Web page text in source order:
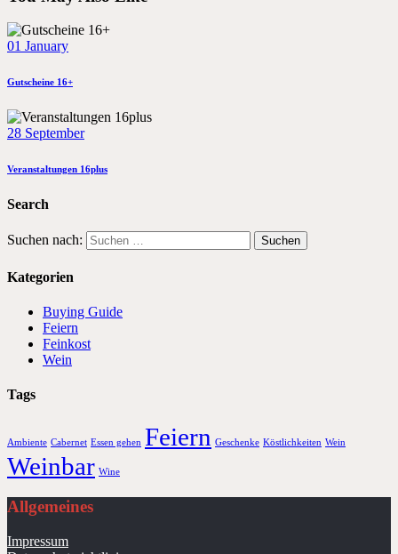
01 January
Gutscheine 16+
28 September
Veranstaltungen 16plus
Search
Suchen nach:
Kategorien
Buying Guide
Feiern
Feinkost
Wein
Tags
Ambiente Cabernet Essen gehen Feiern Geschenke Köstlichkeiten Wein
Weinbar Wine
Allgemeines
Impressum